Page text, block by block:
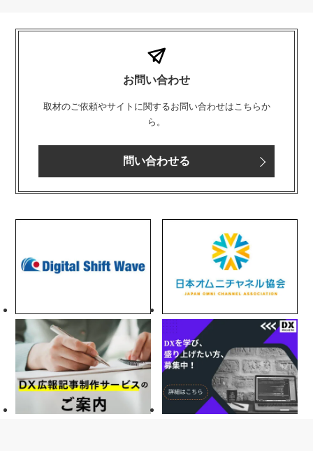
お問い合わせ
取材のご依頼やサイトに関するお問い合わせはこちらか
ら。
問い合わせる